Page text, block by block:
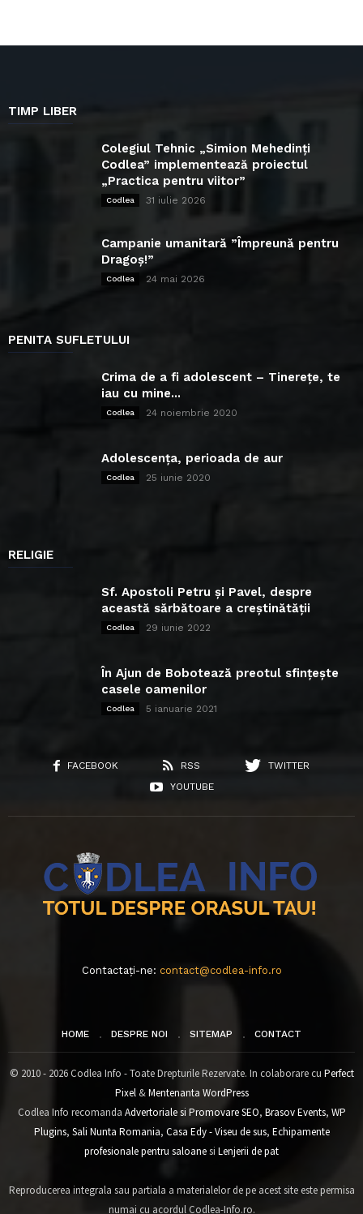
TIMP LIBER
Colegiul Tehnic „Simion Mehedinți
Codlea” implementează proiectul
„Practica pentru viitor”
Codlea 31 iulie 2026
Campanie umanitară ”Împreună pentru
Dragoș!”
Codlea 24 mai 2026
PENITA SUFLETULUI
Crima de a fi adolescent – Tinerețe, te
iau cu mine...
Codlea 24 noiembrie 2020
Adolescența, perioada de aur
Codlea 25 iunie 2020
RELIGIE
Sf. Apostoli Petru și Pavel, despre
această sărbătoare a creștinătății
Codlea 29 iunie 2022
În Ajun de Bobotează preotul sfințește
casele oamenilor
Codlea 5 ianuarie 2021
FACEBOOK RSS
TWITTER
YOUTUBE
Contactați-ne: contact@codlea-info.ro
HOME DESPRE NOI SITEMAP CONTACT
© 2010 - 2026 Codlea Info - Toate Drepturile Rezervate. In colaborare cu Perfect
Pixel&Mentenanta WordPress
Codlea Info recomanda Advertoriale si Promovare SEO, Brasov Events, WP
Plugins, Sali Nunta Romania, Casa Edy - Viseu de sus, Echipamente
profesionale pentru saloanesi Lenjerii de pat
Reproducerea integrala sau partiala a materialelor de pe acest site este permisa
numai cu acordul Codlea-Info.ro.